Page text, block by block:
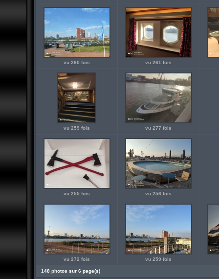
vu 260 fois vu 261 fois
vu 259 fois vu 277 fois
vu 255 fois vu 256 fois
vu 272 fois vu 259 fois
148 photos sur 6 page(s)